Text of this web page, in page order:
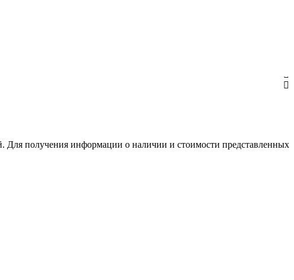
Для получения информации о наличии и стоимости представленных